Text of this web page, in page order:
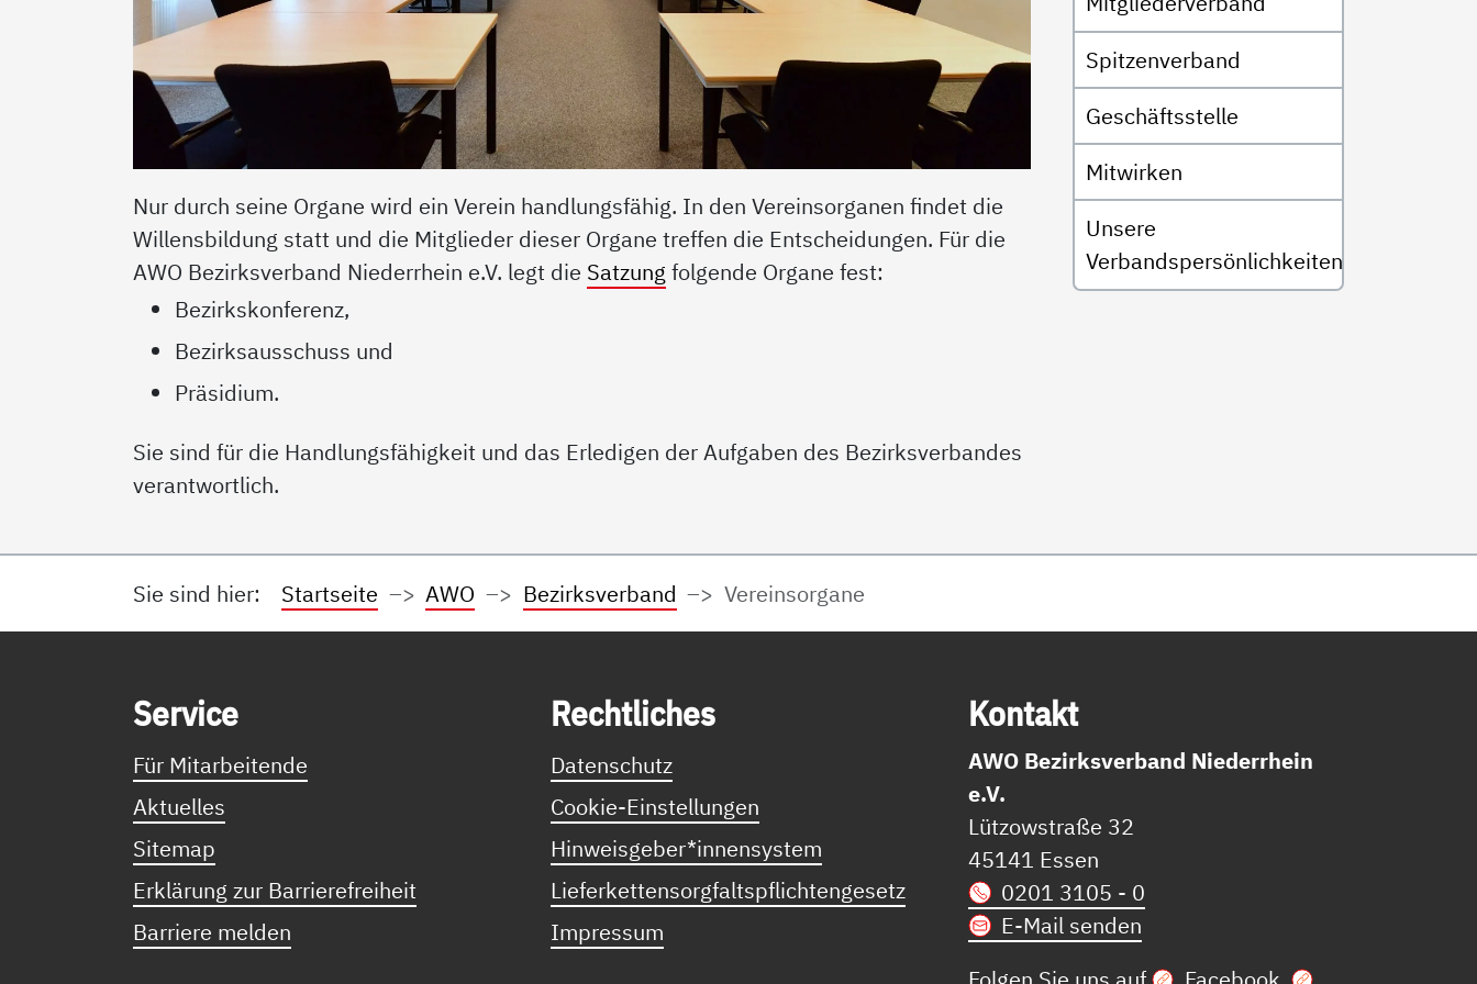
Nur durch seine Organe wird ein Verein handlungsfähig. In den Vereinsorganen findet die
Willensbildung statt und die Mitglieder dieser Organe treffen die Entscheidungen. Für die
AWO Bezirksverband Niederrhein e.V. legt die Satzung folgende Organe fest:
Bezirkskonferenz,
Bezirksausschuss und
Präsidium.
Sie sind für die Handlungsfähigkeit und das Erledigen der Aufgaben des Bezirksverbandes
verantwortlich.
Spitzenverband
Geschäftsstelle
Mitwirken
Unsere
Verbandspersönlichkeiten
Sie sind hier: Startseite AWO Bezirksverband Vereinsorgane
Ser­vice
Für Mitarbeitende
Aktuelles
Sitemap
Erklärung zur Barrierefreiheit
Barriere melden
Recht­li­ches
Datenschutz
Cookie-Einstellungen
Hinweisgeber*innensystem
Lieferkettensorgfaltspflichtengesetz
Impressum
Kon­takt
AWO Bezirksverband Niederrhein
e.V.
Lützowstraße 32
45141 Essen
0201 3105 - 0
E-Mail senden